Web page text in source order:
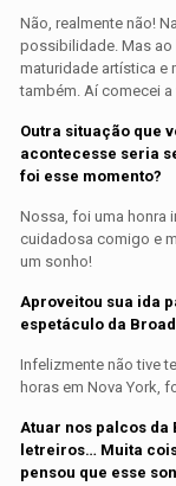
Não, realmente não!
possibilidade. Mas ao
maturidade artística e
também. Aí comecei
Outra situação que
acontecesse seria
foi esse momento?
Nossa, foi uma honra
cuidadosa comigo e
um sonho!
Aproveitou sua ida
espetáculo da
Infelizmente não tive
horas em Nova York,
Atuar nos palcos da
letreiros… Muita
pensou que esse